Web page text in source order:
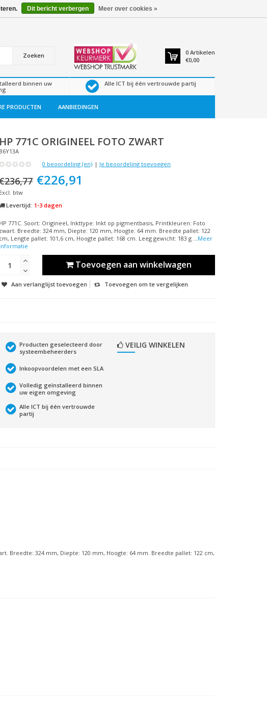
Zoeken 0 Artikelen
€0,00
binnen uw
Alle ICT bij één vertrouwde partij
PRODUCTEN AANBIEDINGEN
HP 771C ORIGINEEL FOTO ZWART
B6Y13A
0 beoordeling (en) | Je beoordeling toevoegen
€226,91
Excl. btw
Levertijd: 1-3 dagen
HP 771C. Soort: Origineel, Inkttype: Inkt op pigmentbasis, Printkleuren: Foto
zwart. Breedte: 324 mm, Diepte: 120 mm, Hoogte: 64 mm. Breedte pallet: 122
cm, Lengte pallet: 101,6 cm, Hoogte pallet: 168 cm. Leeg gewicht: 183 g ...Meer
informatie
Toevoegen aan winkelwagen
Aan verlanglijst toevoegen Toevoegen om te vergelijken
Producten geselecteerd door
systeembeheerders
Inkoopvoordelen met een SLA
Volledig geïnstalleerd binnen
uw eigen omgeving
Alle ICT bij één vertrouwde
partij
VEILIG WINKELEN
Breedte: 324 mm, Diepte: 120 mm, Hoogte: 64 mm. Breedte pallet: 122 cm,
Dit bericht verbergen Meer over cookies »